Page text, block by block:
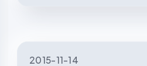
2015-11-14